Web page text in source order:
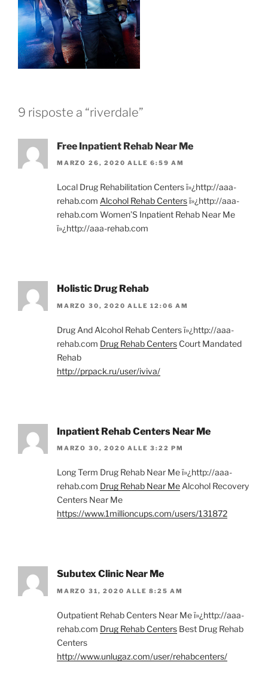
9 risposte a “riverdale”
Free Inpatient Rehab Near Me
MARZO 26, 2020 ALLE 6:59 AM
Local Drug Rehabilitation Centers ï»¿http://aaa-
rehab.com Alcohol Rehab Centersï»¿http://aaa-
rehab.com Women’S Inpatient Rehab Near Me
ï»¿http://aaa-rehab.com
Holistic Drug Rehab
MARZO 30, 2020 ALLE 12:06 AM
Drug And Alcohol Rehab Centers ï»¿http://aaa-
rehab.com Drug Rehab Centers Court Mandated
Rehab
http://prpack.ru/user/iviva/
Inpatient Rehab Centers Near Me
MARZO 30, 2020 ALLE 3:22 PM
Long Term Drug Rehab Near Me ï»¿http://aaa-
rehab.com Drug Rehab Near Me Alcohol Recovery
Centers Near Me
https://www.1millioncups.com/users/131872
Subutex Clinic Near Me
MARZO 31, 2020 ALLE 8:25 AM
Outpatient Rehab Centers Near Me ï»¿http://aaa-
rehab.com Drug Rehab Centers Best Drug Rehab
Centers
http://www.unlugaz.com/user/rehabcenters/